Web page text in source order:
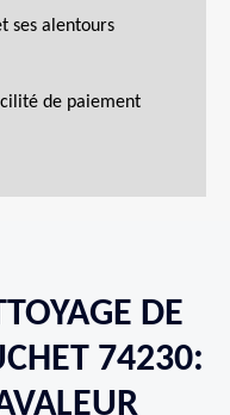
ses alentours
de paiement
DE
74230: